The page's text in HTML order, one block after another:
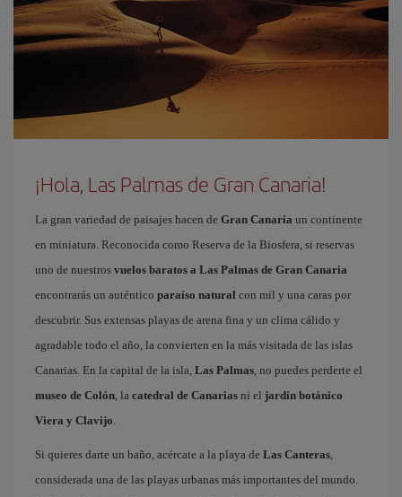
¡Hola, Las Palmas de Gran Canaria!
La gran variedad de paisajes hacen de Gran Canaria un continente
en miniatura. Reconocida como Reserva de la Biosfera, si reservas
uno de nuestros vuelos baratos a Las Palmas de Gran Canaria
encontrarás un auténtico paraíso natural con mil y una caras por
descubrir. Sus extensas playas de arena fina y un clima cálido y
agradable todo el año, la convierten en la más visitada de las islas
Canarias. En la capital de la isla, Las Palmas, no puedes perderte el
museo de Colón, la catedral de Canarias ni el jardín botánico
Viera y Clavijo.
Si quieres darte un baño, acércate a la playa de Las Canteras,
considerada una de las playas urbanas más importantes del mundo.